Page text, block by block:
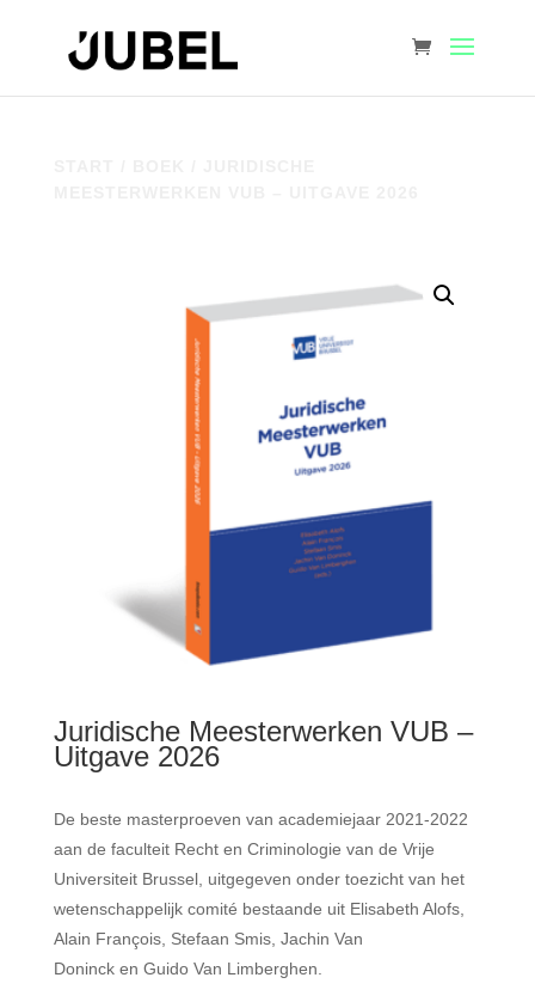
Juridische Meesterwerken VUB –
Uitgave 2026
De beste masterproeven van academiejaar 2021-2022
aan de faculteit Recht en Criminologie van de Vrije
Universiteit Brussel, uitgegeven onder toezicht van het
wetenschappelijk comité bestaande uit Elisabeth Alofs,
Alain François, Stefaan Smis, Jachin Van
Doninck en Guido Van Limberghen.